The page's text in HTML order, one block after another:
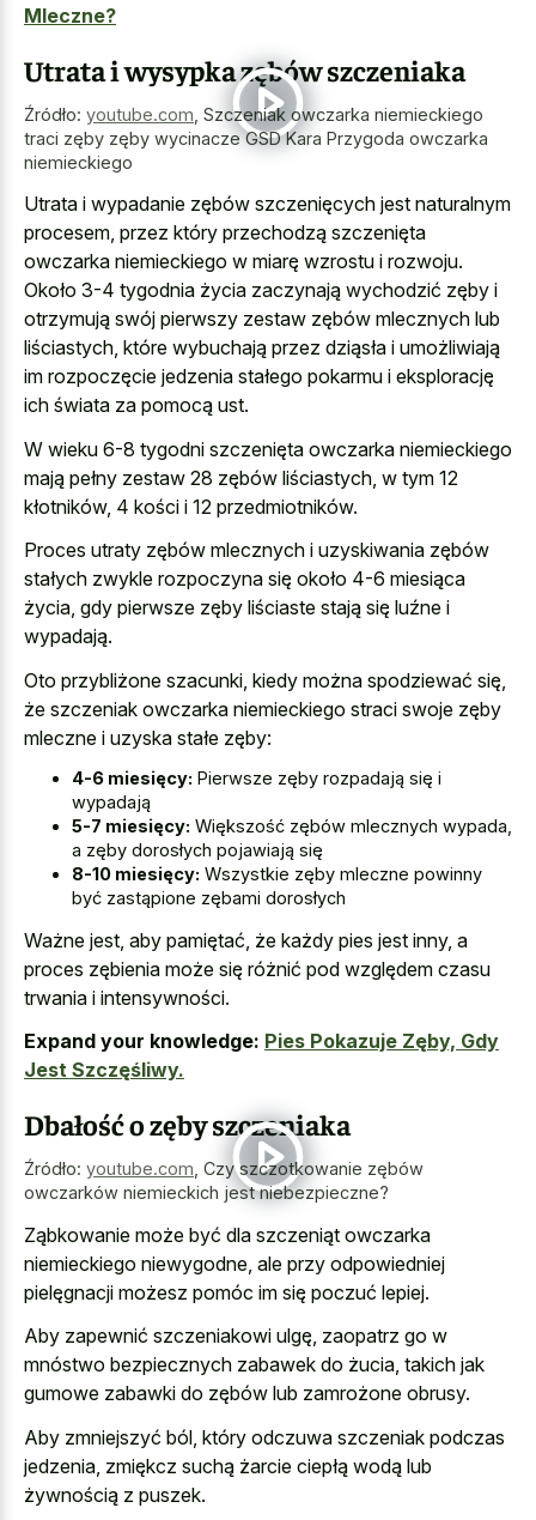
Mleczne?
Utrata i wysypka zębów szczeniaka
Źródło: youtube.com Szczeniak owczarka niemieckiego
traci zęby zęby wycinacze GSD Kara Przygoda owczarka
niemieckiego
Utrata i wypadanie zębów szczenięcych jest naturalnym
procesem, przez który przechodzą szczenięta
owczarka niemieckiego w miarę wzrostu i rozwoju.
Około 3-4 tygodnia życia zaczynają wychodzić zęby i
otrzymują swój pierwszy zestaw zębów mlecznych lub
liściastych, które wybuchają przez dziąsła i umożliwiają
im rozpoczęcie jedzenia stałego pokarmu i eksplorację
ich świata za pomocą ust.
W wieku 6-8 tygodni szczenięta owczarka niemieckiego
mają pełny zestaw 28 zębów liściastych, w tym 12
kłotników, 4 kości i 12 przedmiotników.
Proces utraty zębów mlecznych i uzyskiwania zębów
stałych zwykle rozpoczyna się około 4-6 miesiąca
życia, gdy pierwsze zęby liściaste stają się luźne i
wypadają.
Oto przybliżone szacunki, kiedy można spodziewać się,
że szczeniak owczarka niemieckiego straci swoje zęby
mleczne i uzyska stałe zęby:
4-6 miesięcy: Pierwsze zęby rozpadają się i
wypadają
5-7 miesięcy: Większość zębów mlecznych wypada,
a zęby dorosłych pojawiają się
8-10 miesięcy: Wszystkie zęby mleczne powinny
być zastąpione zębami dorosłych
Ważne jest, aby pamiętać, że każdy pies jest inny, a
proces zębienia może się różnić pod względem czasu
trwania i intensywności.
Expand your knowledge: Pies Pokazuje Zęby, Gdy
Jest Szczęśliwy.
Dbałość o zęby szczeniaka
Źródło: youtube.com Czy szczotkowanie zębów
owczarków niemieckich jest niebezpieczne?
Ząbkowanie może być dla szczeniąt owczarka
niemieckiego niewygodne, ale przy odpowiedniej
pielęgnacji możesz pomóc im się poczuć lepiej.
Aby zapewnić szczeniakowi ulgę, zaopatrz go w
mnóstwo bezpiecznych zabawek do żucia, takich jak
gumowe zabawki do zębów lub zamrożone obrusy.
Aby zmniejszyć ból, który odczuwa szczeniak podczas
jedzenia, zmiękcz suchą żarcie ciepłą wodą lub
żywnością z puszek.